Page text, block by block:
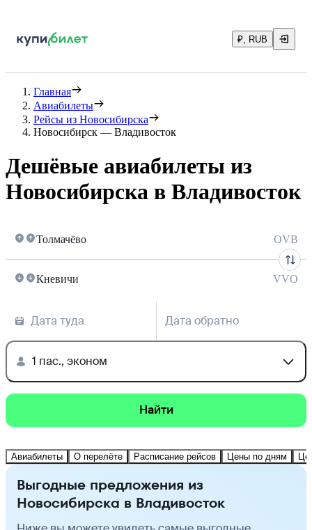
₽, RUB
Главная
Авиабилеты
Рейсы из Новосибирска
Новосибирск — Владивосток
Дешёвые авиабилеты из
Новосибирска в Владивосток
Толмачёво OVB
Кневичи VVO
Дата туда Дата обратно
1 пас., эконом
Найти
Авиабилеты О перелёте Расписание рейсов Цены по дням
Выгодные предложения из
Новосибирска в Владивосток